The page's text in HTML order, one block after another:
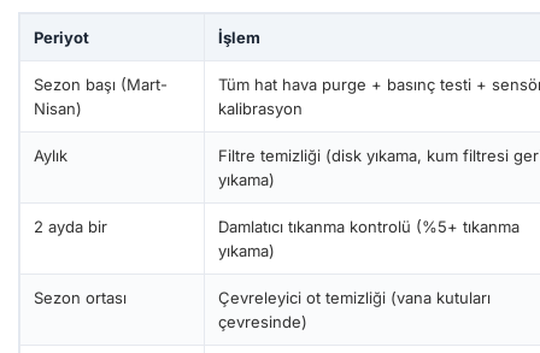
Periyot İşlem
Sezon başı (Mart-
Nisan)
Tüm hat hava purge + basınç testi +
kalibrasyon
Aylık
Filtre temizliği (disk yıkama, kum filtresi
yıkama)
2 ayda bir
Damlatıcı tıkanma kontrolü (%5+ tıkanma
yıkama)
Sezon ortası
Çevreleyici ot temizliği (vana kutuları
çevresinde)